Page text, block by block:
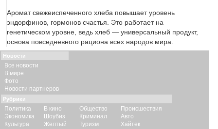
Аромат свежеиспеченного хлеба повышает уровень
эндорфинов, гормонов счастья. Это работает на
генетическом уровне, ведь хлеб — универсальный продукт,
основа повседневного рациона всех народов мира.
Новости
Все новости
В мире
Фото
Новости партнеров
Рубрики
Политика
Экономика
Культура
В кино
Шоубиз
Желтый
Общество
Криминал
Туризм
Происшествия
Авто
Хайтек